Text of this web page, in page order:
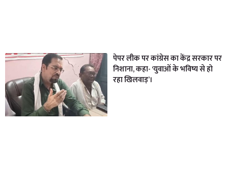
पेपर लीक पर कांग्रेस का केंद्र सरकार पर
निशाना, कहा- ‘युवाओं के भविष्य से हो
रहा खिलवाड़’।